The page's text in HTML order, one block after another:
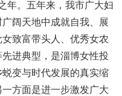
年。五年来，我市广大妇
阔天地中成就自我、展
致富带头人、优秀女农
进典型，是淄博女性投
变与时代发展的真实缩
方面是进一步激发广大